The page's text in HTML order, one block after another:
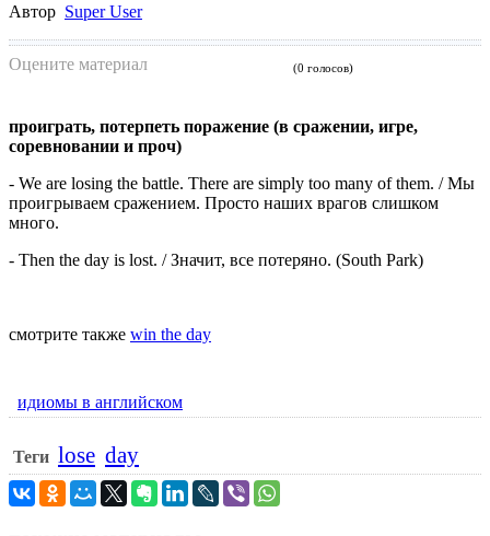
Автор Super User
Оцените материал (0 голосов)
проиграть, потерпеть поражение (в сражении, игре,
соревновании и проч)
- We are losing the battle. There are simply too many of them. / Мы
проигрываем сражением. Просто наших врагов слишком
много.
- Then the day is lost. / Значит, все потеряно. (South Park)
смотрите также win the day
идиомы в английском
Теги lose day